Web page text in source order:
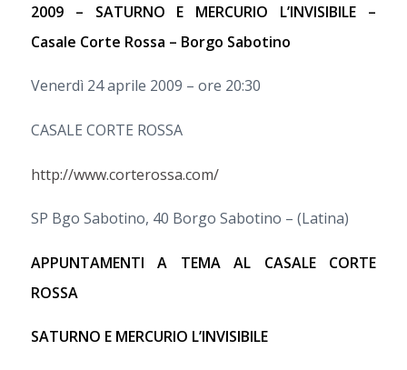
2009 – SATURNO E MERCURIO L’INVISIBILE –
Casale Corte Rossa – Borgo Sabotino
Venerdì 24 aprile 2009 – ore 20:30
CASALE CORTE ROSSA
http://www.corterossa.com/
SP Bgo Sabotino, 40 Borgo Sabotino – (Latina)
APPUNTAMENTI A TEMA AL CASALE CORTE
ROSSA
SATURNO E MERCURIO L’INVISIBILE